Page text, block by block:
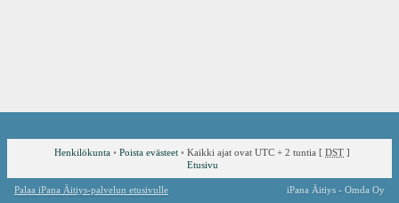
Henkilökunta • Poista evästeet • Kaikki ajat ovat UTC + 2 tuntia [ DST ]
Etusivu
Palaa iPana Äitiys-palvelun etusivulle iPana Äitiys - Omda Oy